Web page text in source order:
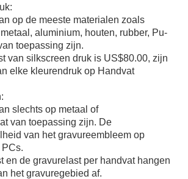
op de meeste materialen zoals
aluminium, houten, rubber, Pu-
toepassing zijn.
van silkscreen druk is US$80.00, zijn
elke kleurendruk op Handvat
slechts op metaal of
van toepassing zijn. De
van het gravureembleem op
en de gravurelast per handvat hangen
het gravuregebied af.